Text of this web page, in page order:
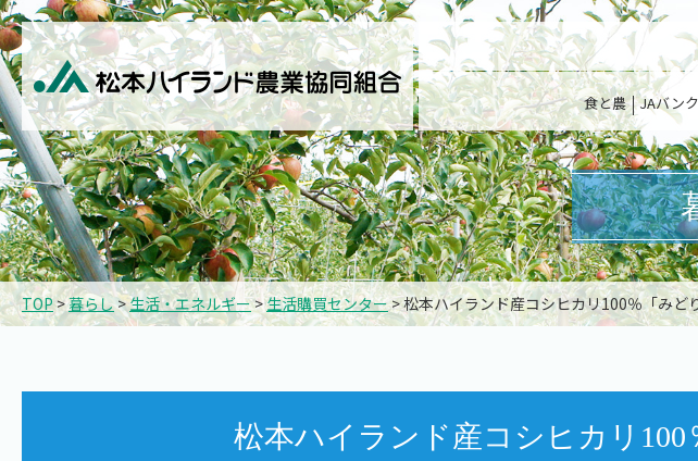
食と農 JAバン
TOP>暮らし>生活・エネルギー>生活購買センター> 松本ハイランド産コシヒカリ100％「みど
松本ハイランド産コシヒカリ100